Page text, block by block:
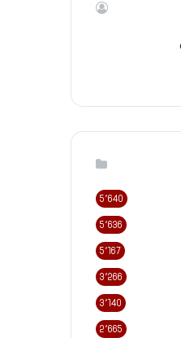
5٬640
5٬636
5٬167
3٬266
3٬140
2٬665